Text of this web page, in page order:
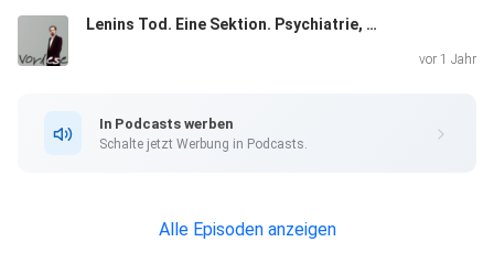
Lenins Tod. Eine Sektion. Psychiatrie, Pathologie und Propaganda
vor 1 Jahr
In Podcasts werben
Schalte jetzt Werbung in Podcasts.
Alle Episoden anzeigen